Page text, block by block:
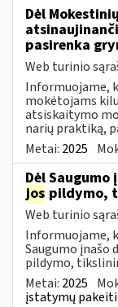
Dėl
pasirenka
Web turinio
Informuojame,
mokėtojams
atsiskaitymo
narių praktiką,
Metai: 2025
Dėl
jos pildymo,
Web turinio
Informuojame,
Saugumo įnašo
pildymo,
Metai: 2025
įstatymų